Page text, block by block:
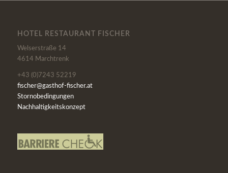
HOTEL RESTAURANT FISCHER
Welserstraße 14
4614 Marchtrenk
+43 (0)7243 52219
fischer@gasthof-fischer.at
Stornobedingungen
Nachhaltigkeitskonzept